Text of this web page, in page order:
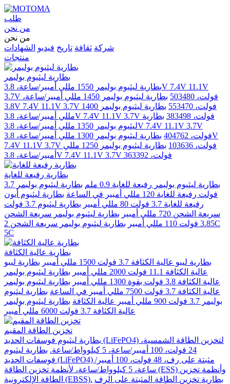
طلب
من نحن
من نحن
شركة ثقافة تاريخ فيديو الشهادات
منتجات
بطارية ليثيوم بوليمر
بطارية ليثيوم بوليمر 1550 مللي أمبير/ساعة، 3.8V 7.4V 11.1V
3.7V فولت، 503480
بطارية ليثيوم بوليمر 1450 مللي أمبير/ساعة،
3.8V 7.4V 11.1V 3.7V فولت، 553470
بطارية ليثيوم بوليمر 1400
مللي أمبير/ساعة، 3.8V 7.4V 11.1V 3.7V فولت، 383498
بطارية
ليثيوم بوليمر 1350 مللي أمبير/ساعة، 3.8V 7.4V 11.1V 3.7V
فولت، 404762
بطارية ليثيوم بوليمر 1300 مللي أمبير/ساعة، 3.8V
7.4V 11.1V 3.7V فولت، 103636
بطارية ليثيوم بوليمر 1250 مللي
أمبير/ساعة، 3.8V 7.4V 11.1V 3.7V فولت، 363392
بطارية رفيعة للغاية
بطارية ليثيوم بوليمر رفيعة للغاية 0.9 ملم
بطارية ليثيوم بوليمر 3.7
فولت رفيعة للغاية 120 مللي أمبير في الساعة
بطارية ليثيوم أيون
رفيعة للغاية 3.7 فولت 80 مللي أمبير
بطارية ليثيوم 3.7 فولت
سريعة الشحن 720 مللي أمبير
بطارية ليثيوم بوليمر سريعة الشحن
3.85 فولت 110 مللي أمبير
بطارية ليثيوم بوليمر سريعة الشحن 2C
5C
بطارية عالية الكثافة
بطارية ليبو عالية الكثافة 3.7 فولت 1500 مللي أمبير
بطارية ليبو
عالية الكثافة 11.1 فولت 2000 مللي أمبير
بطارية ليثيوم بوليمر
عالية الكثافة 3.8 فولت بقوة 1300 مللي أمبير
بطارية ليثيوم بوليمر
عالية الكثافة 3.7 فولت 7500 مللي أمبير في الساعة
بطارية ليثيوم
بوليمر 3.7 فولت 900 مللي أمبير عالية الكثافة
بطارية ليثيوم بوليمر
عالية الكثافة 3.7 فولت 6000 مللي أمبير
تخزين الطاقة المقيم
بطارية ليثيوم فوسفات الحديد (LiFePO4) لتخزين الطاقة الشمسية،
24 فولت، 100 أمبير/ساعة، 5 كيلوواط/ساعة.
بطارية ليثيوم
فوسفات الحديد (LiFePO4) مثبتة على رف، 48 فولت، 100 أمبير/
ساعة، 5 كيلوواط/ساعة، لأنظمة تخزين الطاقة (ESS) وأنظمة تخزين
الطاقة الإلكترونية (EBSS). بطارية تخزين الطاقة المثبتة على الرف